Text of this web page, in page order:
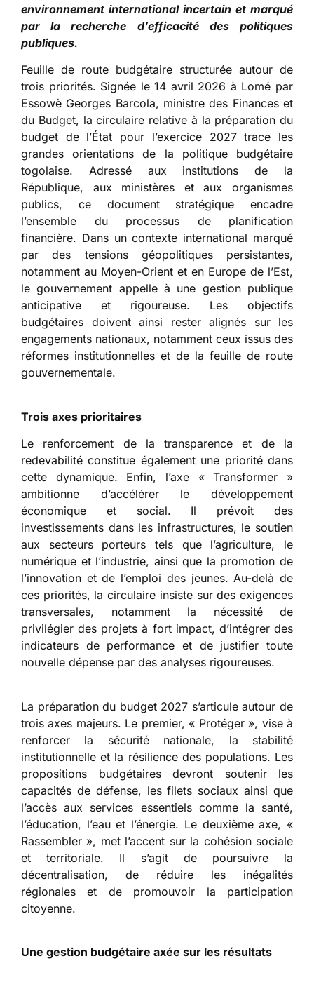
environnement international incertain et marqué
par la recherche d’efficacité des politiques
publiques.
Feuille de route budgétaire structurée autour de
trois priorités. Signée le 14 avril 2026 à Lomé par
Essowè Georges Barcola, ministre des Finances et
du Budget, la circulaire relative à la préparation du
budget de l’État pour l’exercice 2027 trace les
grandes orientations de la politique budgétaire
togolaise. Adressé aux institutions de la
République, aux ministères et aux organismes
publics, ce document stratégique encadre
l’ensemble du processus de planification
financière. Dans un contexte international marqué
par des tensions géopolitiques persistantes,
notamment au Moyen-Orient et en Europe de l’Est,
le gouvernement appelle à une gestion publique
anticipative et rigoureuse. Les objectifs
budgétaires doivent ainsi rester alignés sur les
engagements nationaux, notamment ceux issus des
réformes institutionnelles et de la feuille de route
gouvernementale.
Trois axes prioritaires
Le renforcement de la transparence et de la
redevabilité constitue également une priorité dans
cette dynamique. Enfin, l’axe « Transformer »
ambitionne d’accélérer le développement
économique et social. Il prévoit des
investissements dans les infrastructures, le soutien
aux secteurs porteurs tels que l’agriculture, le
numérique et l’industrie, ainsi que la promotion de
l’innovation et de l’emploi des jeunes. Au-delà de
ces priorités, la circulaire insiste sur des exigences
transversales, notamment la nécessité de
privilégier des projets à fort impact, d’intégrer des
indicateurs de performance et de justifier toute
nouvelle dépense par des analyses rigoureuses.
La préparation du budget 2027 s’articule autour de
trois axes majeurs. Le premier, « Protéger », vise à
renforcer la sécurité nationale, la stabilité
institutionnelle et la résilience des populations. Les
propositions budgétaires devront soutenir les
capacités de défense, les filets sociaux ainsi que
l’accès aux services essentiels comme la santé,
l’éducation, l’eau et l’énergie. Le deuxième axe, «
Rassembler », met l’accent sur la cohésion sociale
et territoriale. Il s’agit de poursuivre la
décentralisation, de réduire les inégalités
régionales et de promouvoir la participation
citoyenne.
Une gestion budgétaire axée sur les résultats